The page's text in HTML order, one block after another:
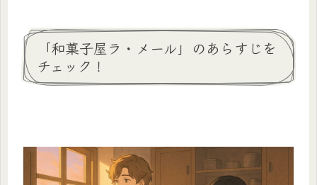
「和菓子屋ラ・メール」のあらすじを
チェック！